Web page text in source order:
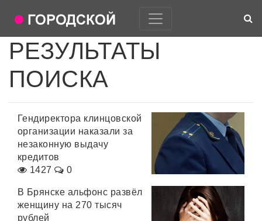
РЕЗУЛЬТАТЫ
ПОИСКА
Гендиректора клинцовской
организации наказали за
незаконную выдачу
кредитов
1427
0
В Брянске альфонс развёл
женщину на 270 тысяч
рублей